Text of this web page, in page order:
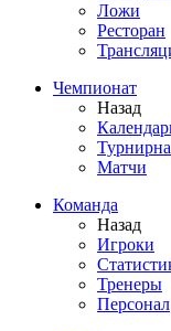
Ложи
Ресторан
Чемпионат
Назад
Матчи
Команда
Назад
Игроки
Тренеры
Персонал